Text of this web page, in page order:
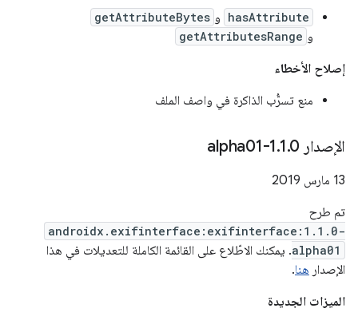
hasAttribute و getAttributeBytes
و getAttributesRange
إصلاح الأخطاء
منع تسرُّب الذاكرة في واصف الملف
الإصدار 1 .1.0-alpha01
‫13 مارس 2019
تم طرح
androidx.exifinterface:exifinterface:1.1.0-
alpha01. يمكنك الاطّلاع على القائمة الكاملة للتعديلات في هذا
الإصدار هنا.
الميزات الجديدة